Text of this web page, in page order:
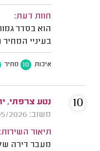
חוות דעת:
בעיניי
איכות 10 מחיר
נטע צרפתי,
משוב: 03/05/2026
תיאור השירות:
10